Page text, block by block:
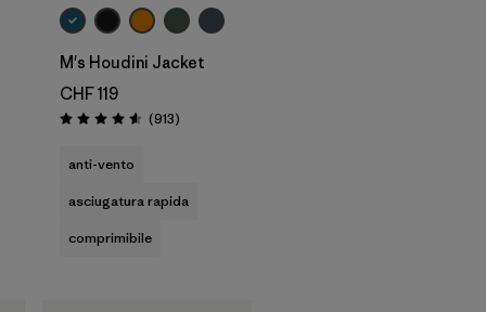
M's Houdini Jacket
CHF 119
Valutazione: 4.6 / 5
(913Recensioni
)
anti-vento
asciugatura rapida
comprimibile